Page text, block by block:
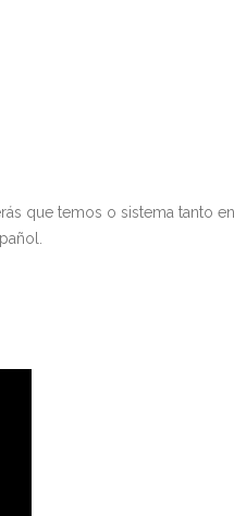
que temos o sistema tanto